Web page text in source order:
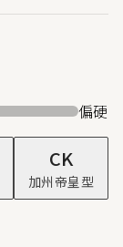
偏硬
CK
加州帝皇型